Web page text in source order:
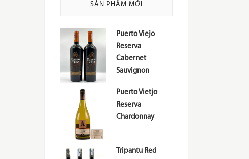
SẢN PHẨM MỚI
Puerto Viejo
Reserva
Cabernet
Sauvignon
Puerto Vietjo
Reserva
Chardonnay
Tripantu Red